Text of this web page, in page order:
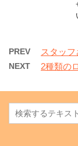
PREV スタッフ
NEXT 2種類の